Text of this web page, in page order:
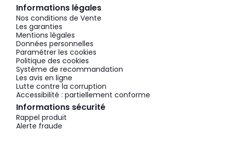
Informations légales
Nos conditions de Vente
Les garanties
Mentions légales
Données personnelles
Paramétrer les cookies
Politique des cookies
Système de recommandation
Les avis en ligne
Lutte contre la corruption
Accessibilité : partiellement conforme
Informations sécurité
Rappel produit
Alerte fraude